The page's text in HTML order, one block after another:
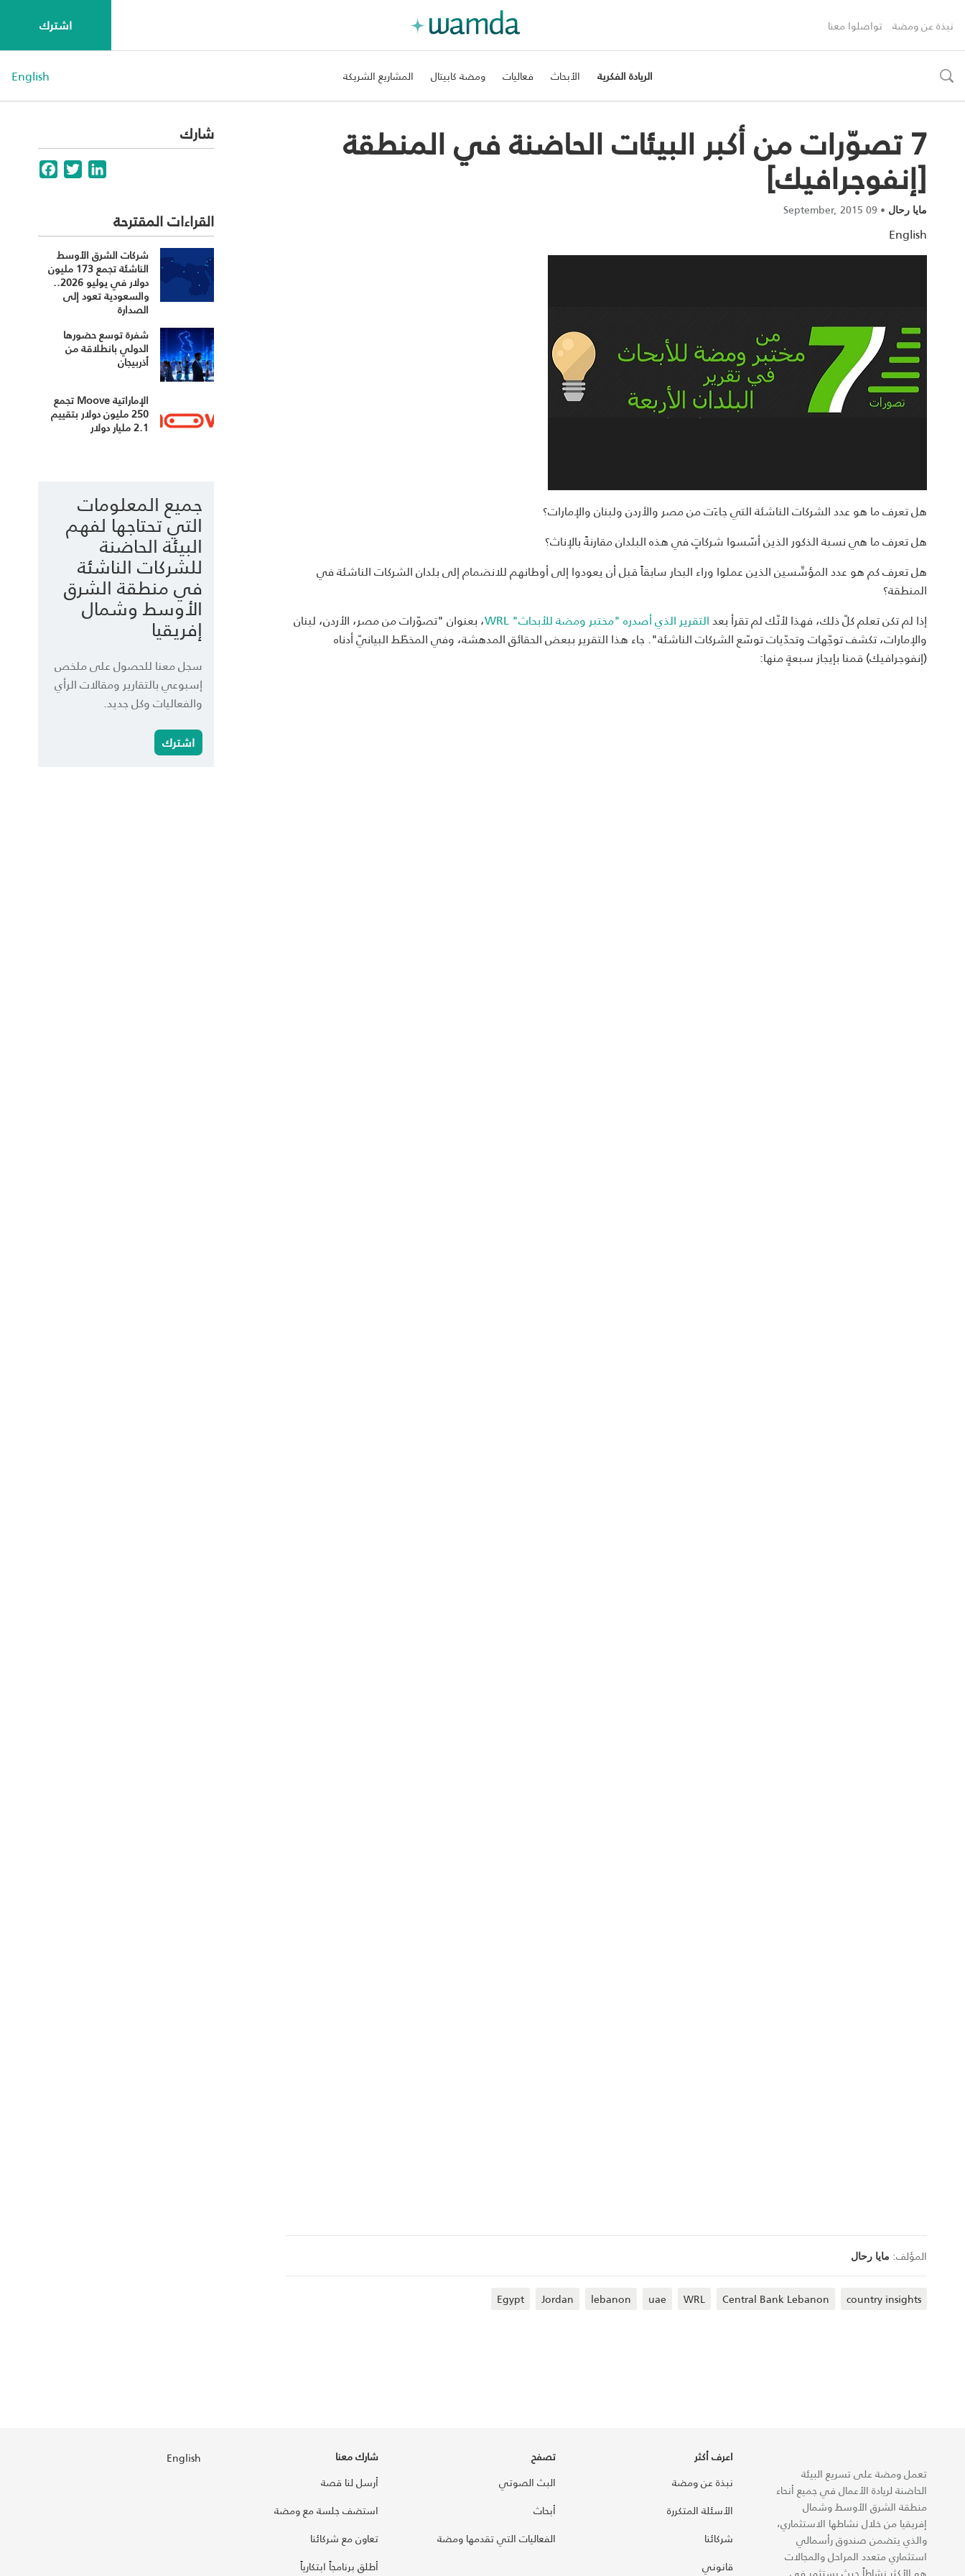
نبذة عن ومضة تواصلوا معنا اشترك
toggle
الريادة الفكرية الأبحاث فعاليات ومضة كابيتال المشاريع الشريكة English
7 تصوّرات من أكبر البيئات الحاضنة في المنطقة
[إنفوجرافيك]
مايا رحال •
09 September, 2015
English
هل تعرف ما هو عدد الشركات الناشئة التي جاءَت من مصر والأردن ولبنان والإمارات؟
هل تعرف ما هي نسبة الذكور الذين أسّسوا شركاتٍ في هذه البلدان مقارنةً بالإناث؟
هل تعرف كم هو عدد المؤسِّسين الذين عملوا وراء البحار سابقاً قبل أن يعودوا إلى أوطانهم للانضمام إلى بلدان الشركات الناشئة في
المنطقة؟
إذا لم تكن تعلم كلّ ذلك، فهذا لأنّك لم تقرأ بعدالتقرير الذي أصدره "مختبر ومضة للأبحاث" WRL
، بعنوان "تصوّرات من مصر، الأردن، لبنان
والإمارات، تكشف توجّهات وتحدّيات توسّع الشركات الناشئة‎". جاء هذا التقرير ببعض الحقائق المدهشة، وفي المخطّط البيانيّ أدناه
(إنفوجرافيك) قمنا بإيجاز سبعةٍ منها:
المؤلف: مايا رحال
country insights
Central Bank Lebanon
WRL
uae
lebanon
Jordan
Egypt
شارك
FacebookTwitterLinkedIn
القراءات المقترحة
شركات الشرق الأوسط
الناشئة تجمع 173 مليون
دولار في يوليو 2026..
والسعودية تعود إلى
الصدارة
شفرة توسع حضورها
الدولي بانطلاقة من
أذربيجان
الإماراتية Moove تجمع
250 مليون دولار بتقييم
2.1 مليار دولار
جميع المعلومات
التي تحتاجها لفهم
البيئة الحاضنة
للشركات الناشئة
في منطقة الشرق
الأوسط وشمال
إفريقيا
سجل معنا للحصول على ملخص
إسبوعي بالتقارير ومقالات الرأي
والفعاليات وكل جديد.
اشترك
تعمل ومضة على تسريع البيئة
الحاضنة لريادة الأعمال في جميع أنحاء
منطقة الشرق الأوسط وشمال
إفريقيا من خلال نشاطها الاستثماري،
والذي يتضمن صندوق رأسمالي
استثماري متعدد المراحل والمجالات
اعرف أكثر
نبذة عن ومضة
الأسئلة المتكررة
شركائنا
قانوني
تصفح
البث الصوتي
أبحاث
الفعاليات التي تقدمها ومضة
شارك معنا
أرسل لنا قصة
استضف جلسة مع ومضة
تعاون مع شركائنا
أطلق برنامجاً ابتكارياً
English